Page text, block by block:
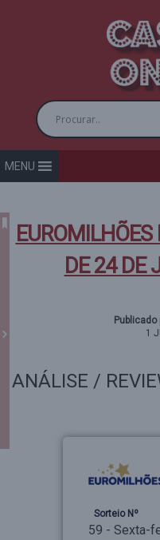
MENU
DE 24 DE
1
ANÁLISE /
Sorteio Nº
59 - Sexta-